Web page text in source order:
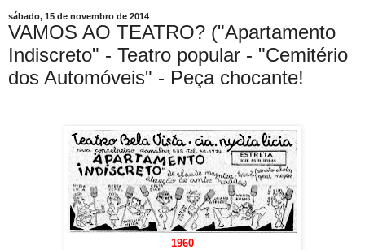
sábado, 15 de novembro de 2014
VAMOS AO TEATRO? ("Apartamento
Indiscreto" - Teatro popular - "Cemitério
dos Automóveis" - Peça chocante!
1960